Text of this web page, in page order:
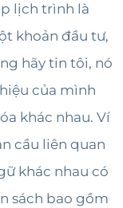
lịch trình là
khoản đầu tư,
hãy tin tôi, nó
của mình
khác nhau. Ví
cầu liên quan
khác nhau có
sách bao gồm